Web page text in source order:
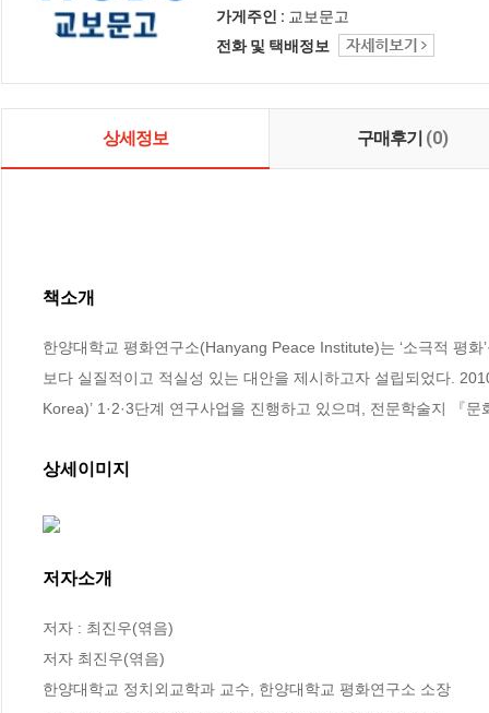
가게주인 : 교보문고
전화 및 택배정보
상세정보 구매후기 (0)
책소개
한양대학교 평화연구소(Hanyang Peace Institute)는 ‘소극적 평
보다 실질적이고 적실성 있는 대안을 제시하고자 설립되었다.
Korea)’ 1·2·3단계 연구사업을 진행하고 있으며, 전문학술지 『
상세이미지
저자소개
저자 : 최진우(엮음)
저자 최진우(엮음)
한양대학교 정치외교학과 교수, 한양대학교 평화연구소 소장